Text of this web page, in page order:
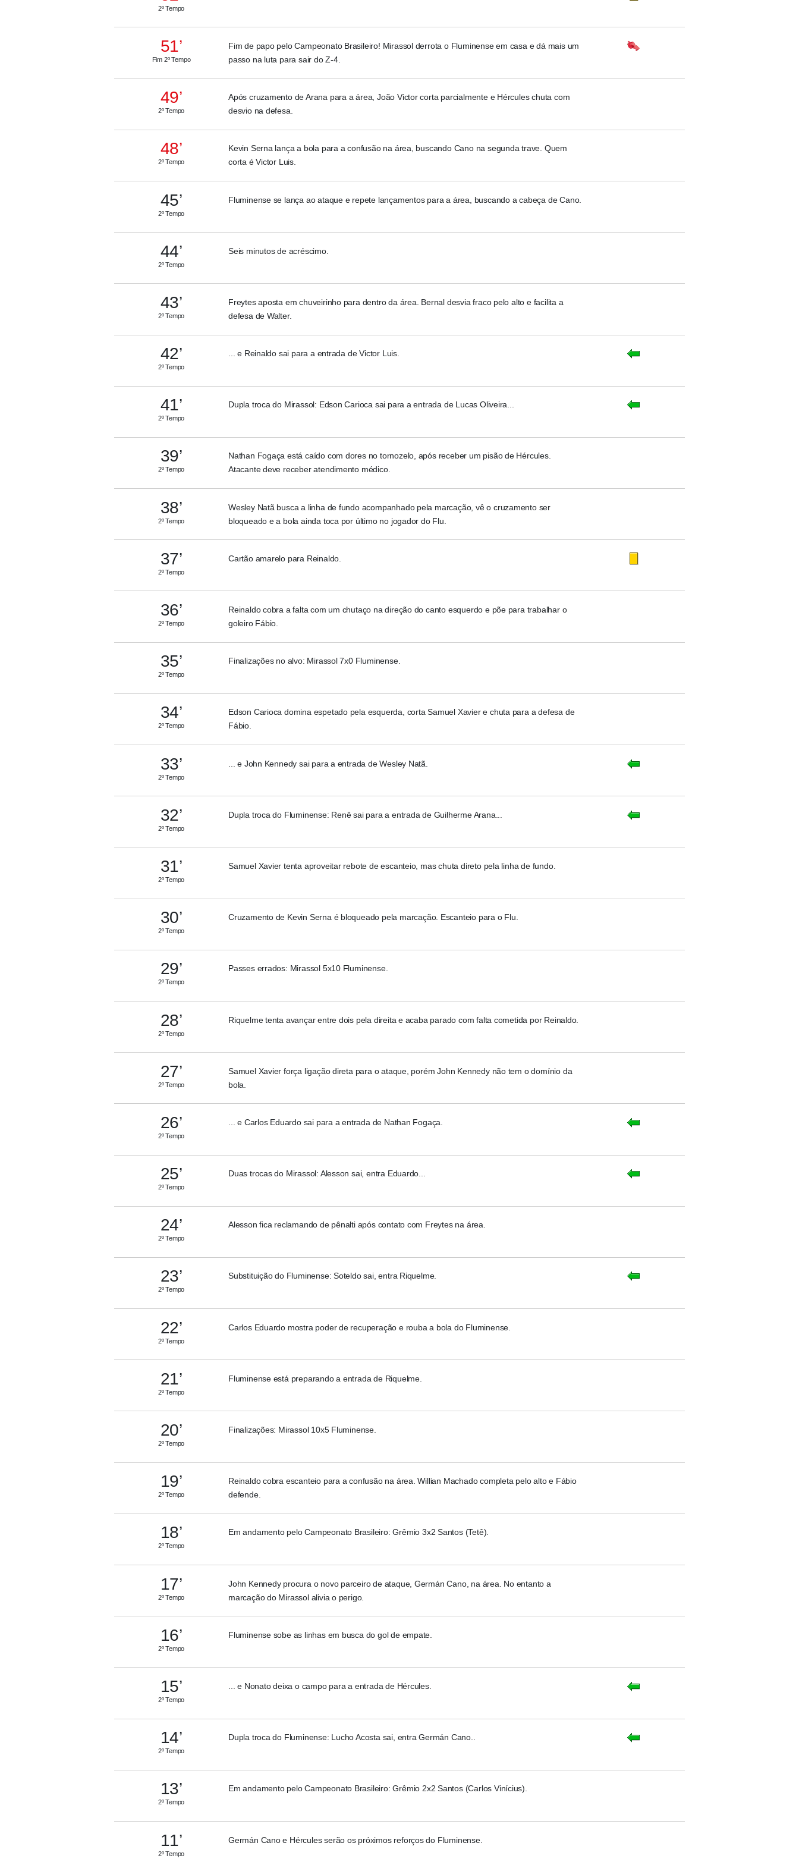
2º Tempo
51’
Fim 2º Tempo
Fim de papo pelo Campeonato Brasileiro! Mirassol derrota o Fluminense em casa e dá mais um
passo na luta para sair do Z-4.
49’
2º Tempo
Após cruzamento de Arana para a área, João Victor corta parcialmente e Hércules chuta com
desvio na defesa.
48’
2º Tempo
Kevin Serna lança a bola para a confusão na área, buscando Cano na segunda trave. Quem
corta é Victor Luis.
45’
2º Tempo
Fluminense se lança ao ataque e repete lançamentos para a área, buscando a cabeça de Cano.
44’
2º Tempo
Seis minutos de acréscimo.
43’
2º Tempo
Freytes aposta em chuveirinho para dentro da área. Bernal desvia fraco pelo alto e facilita a
defesa de Walter.
42’
2º Tempo
... e Reinaldo sai para a entrada de Victor Luis.
41’
2º Tempo
Dupla troca do Mirassol: Edson Carioca sai para a entrada de Lucas Oliveira...
39’
2º Tempo
Nathan Fogaça está caído com dores no tornozelo, após receber um pisão de Hércules.
Atacante deve receber atendimento médico.
38’
2º Tempo
Wesley Natã busca a linha de fundo acompanhado pela marcação, vê o cruzamento ser
bloqueado e a bola ainda toca por último no jogador do Flu.
37’
2º Tempo
Cartão amarelo para Reinaldo.
36’
2º Tempo
Reinaldo cobra a falta com um chutaço na direção do canto esquerdo e põe para trabalhar o
goleiro Fábio.
35’
2º Tempo
Finalizações no alvo: Mirassol 7x0 Fluminense.
34’
2º Tempo
Edson Carioca domina espetado pela esquerda, corta Samuel Xavier e chuta para a defesa de
Fábio.
33’
2º Tempo
... e John Kennedy sai para a entrada de Wesley Natã.
32’
2º Tempo
Dupla troca do Fluminense: Renê sai para a entrada de Guilherme Arana...
31’
2º Tempo
Samuel Xavier tenta aproveitar rebote de escanteio, mas chuta direto pela linha de fundo.
30’
2º Tempo
Cruzamento de Kevin Serna é bloqueado pela marcação. Escanteio para o Flu.
29’
2º Tempo
Passes errados: Mirassol 5x10 Fluminense.
28’
2º Tempo
Riquelme tenta avançar entre dois pela direita e acaba parado com falta cometida por Reinaldo.
27’
2º Tempo
Samuel Xavier força ligação direta para o ataque, porém John Kennedy não tem o domínio da
bola.
26’
2º Tempo
... e Carlos Eduardo sai para a entrada de Nathan Fogaça.
25’
2º Tempo
Duas trocas do Mirassol: Alesson sai, entra Eduardo...
24’
2º Tempo
Alesson fica reclamando de pênalti após contato com Freytes na área.
23’
2º Tempo
Substituição do Fluminense: Soteldo sai, entra Riquelme.
22’
2º Tempo
Carlos Eduardo mostra poder de recuperação e rouba a bola do Fluminense.
21’
2º Tempo
Fluminense está preparando a entrada de Riquelme.
20’
2º Tempo
Finalizações: Mirassol 10x5 Fluminense.
19’
2º Tempo
Reinaldo cobra escanteio para a confusão na área. Willian Machado completa pelo alto e Fábio
defende.
18’
2º Tempo
Em andamento pelo Campeonato Brasileiro: Grêmio 3x2 Santos (Tetê).
17’
2º Tempo
John Kennedy procura o novo parceiro de ataque, Germán Cano, na área. No entanto a
marcação do Mirassol alivia o perigo.
16’
2º Tempo
Fluminense sobe as linhas em busca do gol de empate.
15’
2º Tempo
... e Nonato deixa o campo para a entrada de Hércules.
14’
2º Tempo
Dupla troca do Fluminense: Lucho Acosta sai, entra Germán Cano..
13’
2º Tempo
Em andamento pelo Campeonato Brasileiro: Grêmio 2x2 Santos (Carlos Vinícius).
11’
2º Tempo
Germán Cano e Hércules serão os próximos reforços do Fluminense.